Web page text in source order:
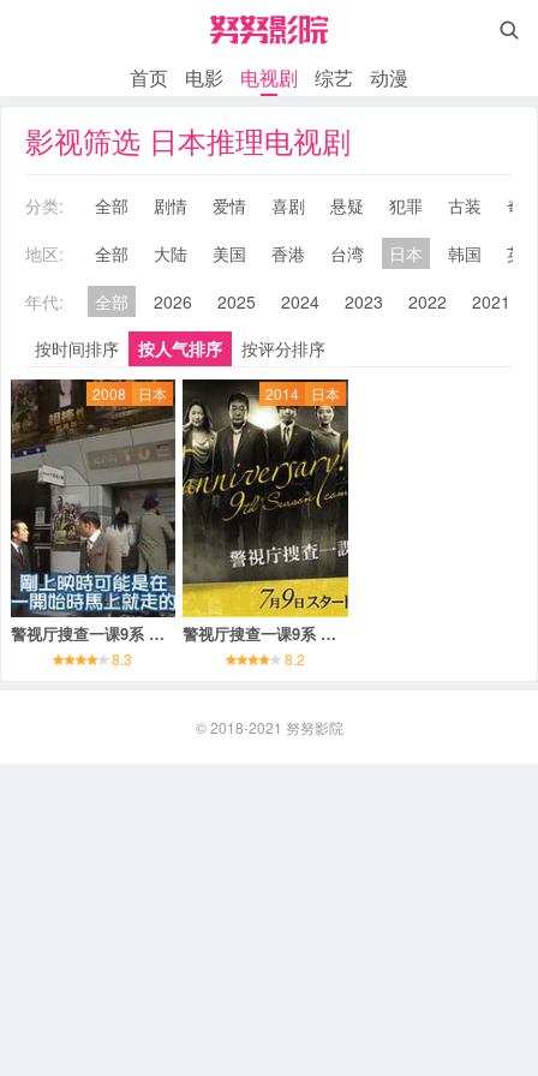

首页 电影 电视剧 综艺 动漫
影视筛选 日本推理电视剧
分类: 全部 剧情 爱情 喜剧 悬疑 犯罪 古装
奇
地区:
全部 大陆 美国 香港 台湾 日本 韩国
英
年代:
全部 2026 2025 2024 2023 2022 2021
按时间排序
按人气排序 按评分排序
2008 日本
警视厅搜查一课9系 第三季
8.3
2014 日本
警视厅搜查一课9系 第九季
8.2
© 2018-2021 努努影院